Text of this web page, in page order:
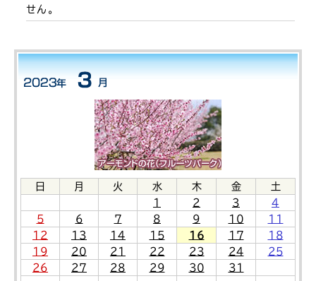
日 月 火 水 木 金
土
1
2 3
4
5
6 7 8 9 10
11
12
13 14 15 16 17
18
19
20 21 22 23 24
25
26
27 28 29 30 31
せん。